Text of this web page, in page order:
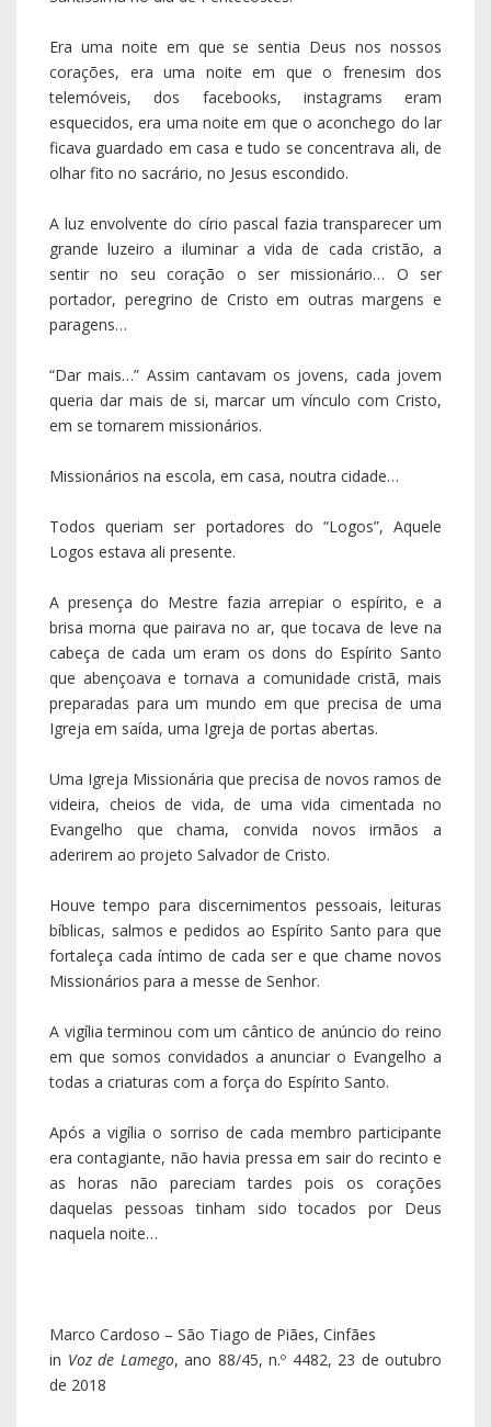
Era uma noite em que se sentia Deus nos nossos
corações, era uma noite em que o frenesim dos
telemóveis, dos facebooks, instagrams eram
esquecidos, era uma noite em que o aconchego do lar
ficava guardado em casa e tudo se concentrava ali, de
olhar fito no sacrário, no Jesus escondido.
A luz envolvente do círio pascal fazia transparecer um
grande luzeiro a iluminar a vida de cada cristão, a
sentir no seu coração o ser missionário… O ser
portador, peregrino de Cristo em outras margens e
paragens…
“Dar mais…” Assim cantavam os jovens, cada jovem
queria dar mais de si, marcar um vínculo com Cristo,
em se tornarem missionários.
Missionários na escola, em casa, noutra cidade…
Todos queriam ser portadores do “Logos”, Aquele
Logos estava ali presente.
A presença do Mestre fazia arrepiar o espírito, e a
brisa morna que pairava no ar, que tocava de leve na
cabeça de cada um eram os dons do Espírito Santo
que abençoava e tornava a comunidade cristã, mais
preparadas para um mundo em que precisa de uma
Igreja em saída, uma Igreja de portas abertas.
Uma Igreja Missionária que precisa de novos ramos de
videira, cheios de vida, de uma vida cimentada no
Evangelho que chama, convida novos irmãos a
aderirem ao projeto Salvador de Cristo.
Houve tempo para discernimentos pessoais, leituras
bíblicas, salmos e pedidos ao Espírito Santo para que
fortaleça cada íntimo de cada ser e que chame novos
Missionários para a messe de Senhor.
A vigília terminou com um cântico de anúncio do reino
em que somos convidados a anunciar o Evangelho a
todas a criaturas com a força do Espírito Santo.
Após a vigília o sorriso de cada membro participante
era contagiante, não havia pressa em sair do recinto e
as horas não pareciam tardes pois os corações
daquelas pessoas tinham sido tocados por Deus
naquela noite…
Marco Cardoso – São Tiago de Piães, Cinfães
in Voz de Lamego, ano 88/45, n.º 4482, 23 de outubro
de 2018